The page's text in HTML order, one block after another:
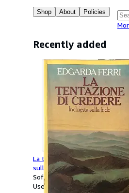
Shop About Policies
Recently added
La tentazione di credere.
sulla fede
Softcover
Used